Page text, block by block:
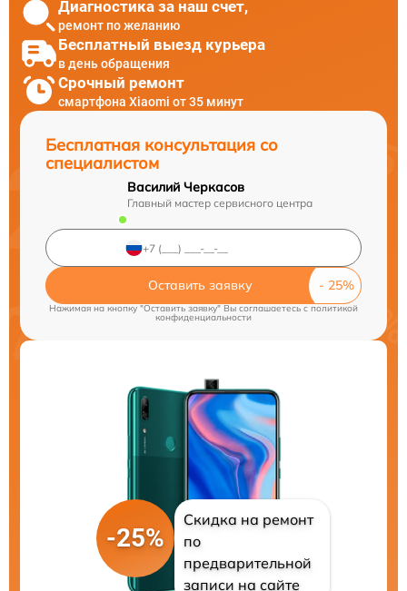
Диагностика за наш счет,
ремонт по желанию
Бесплатный выезд курьера
в день обращения
Срочный ремонт
смартфона Xiaomi от 35 минут
Бесплатная консультация со
специалистом
Василий Черкасов
Главный мастер сервисного центра
Оставить заявку
Нажимая на кнопку "Оставить заявку" Вы соглашаетесь cполитикой
конфиденциальности
-25%
Скидка на ремонт
по
предварительной
записи на сайте